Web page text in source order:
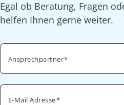
Egal ob Beratung, Fragen
helfen Ihnen gerne weiter.
Ansprechpartner
E-Mail Adresse